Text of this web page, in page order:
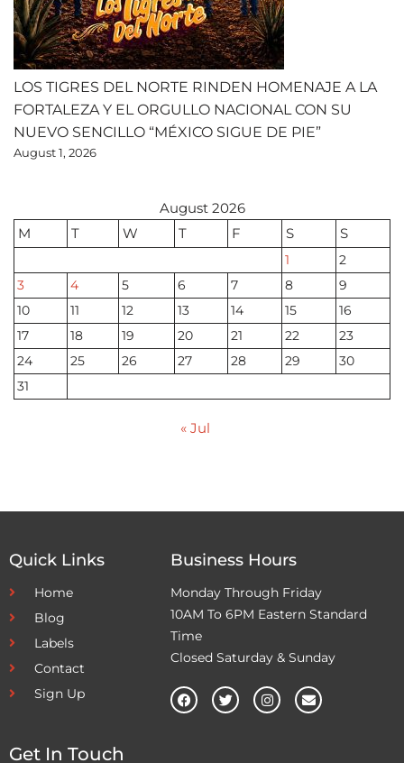
LOS TIGRES DEL NORTE RINDEN HOMENAJE A LA
FORTALEZA Y EL ORGULLO NACIONAL CON SU
NUEVO SENCILLO “MÉXICO SIGUE DE PIE”
August 1, 2026
August 2026
M
T W T F S S
1
2
3
4 5 6 7 8
9
10
11 12 13 14 15
16
17
18 19 20 21 22
23
24
25 26 27 28 29
30
31
« Jul
Quick Links
Home
Blog
Labels
Contact
Sign Up
Business Hours
Monday Through Friday
10AM To 6PM Eastern Standard
Time
Closed Saturday & Sunday
Get In Touch